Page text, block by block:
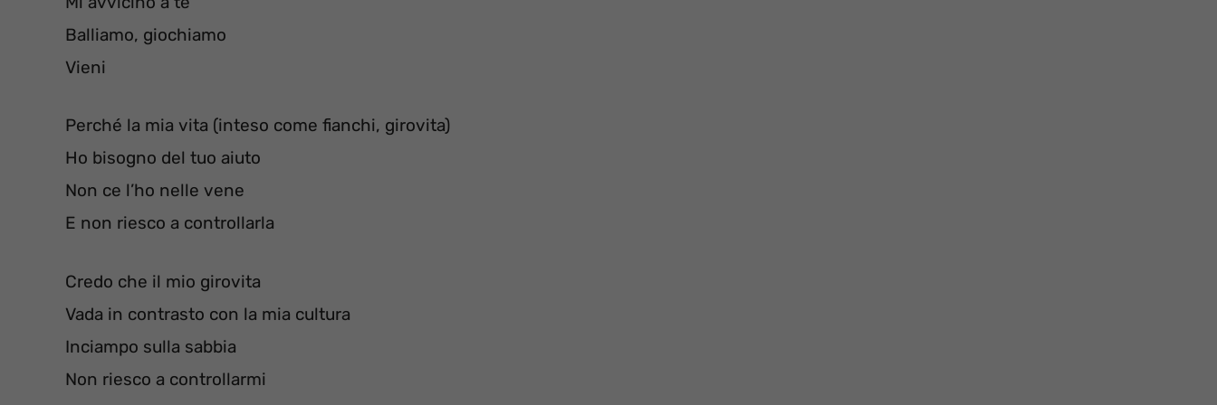
Balliamo, giochiamo
Vieni
Perché la mia vita (inteso come fianchi, girovita)
Ho bisogno del tuo aiuto
Non ce l’ho nelle vene
E non riesco a controllarla
Credo che il mio girovita
Vada in contrasto con la mia cultura
Inciampo sulla sabbia
Non riesco a controllarmi